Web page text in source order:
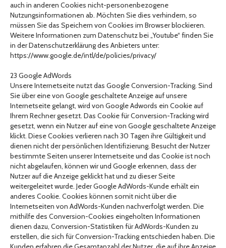
auch in anderen Cookies nicht-personenbezogene
Nutzungsinformationen ab. Möchten Sie dies verhindern, so
müssen Sie das Speichern von Cookies im Browser blockieren.
Weitere Informationen zum Datenschutz bei „Youtube“ finden Sie
in der Datenschutzerklärung des Anbieters unter:
https://www.google.de/intl/de/policies/privacy/
23 Google AdWords
Unsere Internetseite nutzt das Google Conversion-Tracking. Sind
Sie über eine von Google geschaltete Anzeige auf unsere
Internetseite gelangt, wird von Google Adwords ein Cookie auf
Ihrem Rechner gesetzt. Das Cookie für Conversion-Tracking wird
gesetzt, wenn ein Nutzer auf eine von Google geschaltete Anzeige
klickt. Diese Cookies verlieren nach 30 Tagen ihre Gültigkeit und
dienen nicht der persönlichen Identifizierung. Besucht der Nutzer
bestimmte Seiten unserer Internetseite und das Cookie ist noch
nicht abgelaufen, können wir und Google erkennen, dass der
Nutzer auf die Anzeige geklickt hat und zu dieser Seite
weitergeleitet wurde. Jeder Google AdWords-Kunde erhält ein
anderes Cookie. Cookies können somit nicht über die
Internetseiten von AdWords-Kunden nachverfolgt werden. Die
mithilfe des Conversion-Cookies eingeholten Informationen
dienen dazu, Conversion-Statistiken für AdWords-Kunden zu
erstellen, die sich für Conversion-Tracking entschieden haben. Die